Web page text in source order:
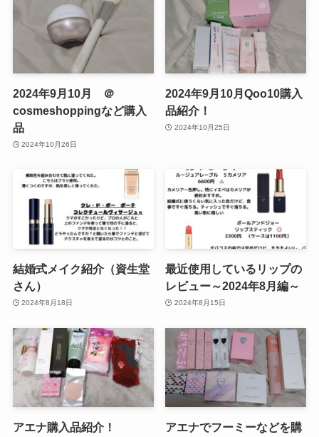
2024年9月10月 ＠
cosmeshoppingなど購入
品
2024年10月26日
2024年9月10月Qoo10購入
品紹介！
2024年10月25日
結婚式メイク紹介（資生堂
さん）
2024年8月18日
最近使用しているリップの
レビュー～2024年8月編～
2024年8月15日
アエナ購入品紹介！
アエナでフーミーなどを購